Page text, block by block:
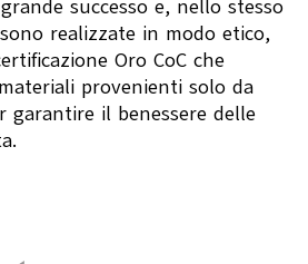
successo e, nello stesso
realizzate in modo etico,
Oro CoC che
provenienti solo da
garantire il benessere delle